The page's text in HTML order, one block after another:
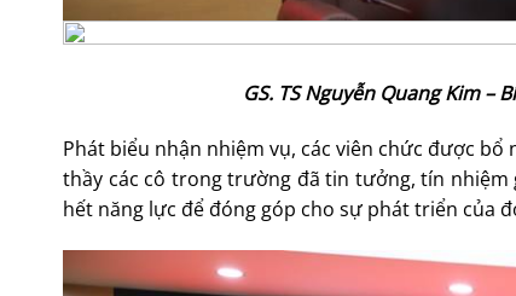
GS. TS Nguyễn Quang Kim
Phát biểu nhận nhiệm vụ, các viên chức được bổ
thầy các cô trong trường đã tin tưởng, tín
hết năng lực để đóng góp cho sự phát triển của